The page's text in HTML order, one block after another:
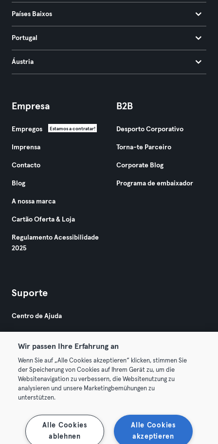
Países Baixos
Portugal
Áustria
Empresa
Empregos Estamos a contratar!
Imprensa
Contacto
Blog
A nossa marca
Cartão Oferta & Loja
Regulamento Acessibilidade
2025
B2B
Desporto Corporativo
Torna-te Parceiro
Corporate Blog
Programa de embaixador
Suporte
Centro de Ajuda
© 2026 Urban Sports Group GmbH. All rights reserved.
Termos & Condições
Rescindir contratos aqui Cancelar contratos aqui
Wir passen Ihre Erfahrung an
Wenn Sie auf „Alle Cookies akzeptieren“ klicken, stimmen Sie
der Speicherung von Cookies auf Ihrem Gerät zu, um die
Websitenavigation zu verbessern, die Websitenutzung zu
analysieren und unsere Marketingbemühungen zu
unterstützen.
Alle Cookies
akzeptieren
Alle Cookies
ablehnen